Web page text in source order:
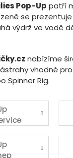
Pop-Up patří
se
výdrž ve vodě
nabízíme
vhodné
Spinner Rig.